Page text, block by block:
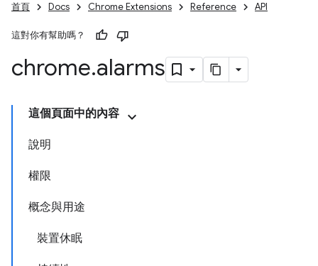
首頁 Docs Chrome Extensions Reference API
這對你有幫助嗎？
chrome.alarms
這個頁面中的內容
說明
權限
概念與用途
裝置休眠